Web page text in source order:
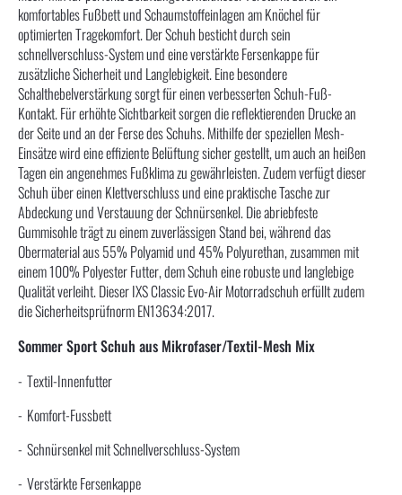
komfortables Fußbett und Schaumstoffeinlagen am Knöchel für
optimierten Tragekomfort. Der Schuh besticht durch sein
schnellverschluss-System und eine verstärkte Fersenkappe für
zusätzliche Sicherheit und Langlebigkeit. Eine besondere
Schalthebelverstärkung sorgt für einen verbesserten Schuh-Fuß-
Kontakt. Für erhöhte Sichtbarkeit sorgen die reflektierenden Drucke an
der Seite und an der Ferse des Schuhs. Mithilfe der speziellen Mesh-
Einsätze wird eine effiziente Belüftung sicher gestellt, um auch an heißen
Tagen ein angenehmes Fußklima zu gewährleisten. Zudem verfügt dieser
Schuh über einen Klettverschluss und eine praktische Tasche zur
Abdeckung und Verstauung der Schnürsenkel. Die abriebfeste
Gummisohle trägt zu einem zuverlässigen Stand bei, während das
Obermaterial aus 55% Polyamid und 45% Polyurethan, zusammen mit
einem 100% Polyester Futter, dem Schuh eine robuste und langlebige
Qualität verleiht. Dieser IXS Classic Evo-Air Motorradschuh erfüllt zudem
die Sicherheitsprüfnorm EN13634:2017.
Sommer Sport Schuh aus Mikrofaser/Textil-Mesh Mix
Textil-Innenfutter
Komfort-Fussbett
Schnürsenkel mit Schnellverschluss-System
Verstärkte Fersenkappe